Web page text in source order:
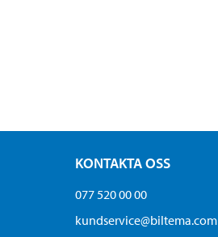
KONTAKTA OSS
077 520 00 00
kundservice@biltema.com